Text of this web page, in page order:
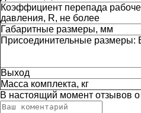
Коэффициент перепада
давления, R, не более
Габаритные размеры, мм
Присоединительные размеры:
Выход
Масса комплекта, кг
В настоящий момент отзывов